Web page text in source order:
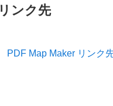
リンク先
PDF Map Maker リンク